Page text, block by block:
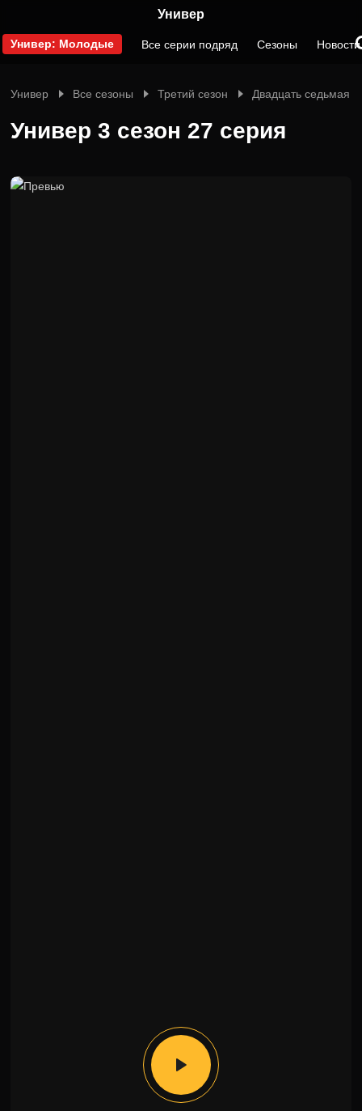
Универ
Универ: Молодые Все серии подряд Сезоны Новости
Универ Все сезоны Третий сезон Двадцать седьмая
Универ 3 сезон 27 серия